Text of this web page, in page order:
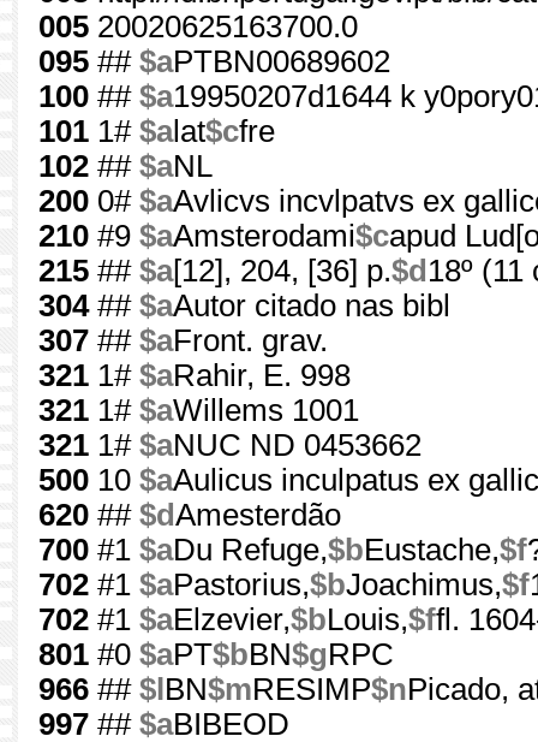
005 20020625163700.0
095 ## $aPTBN00689602
100 ## $a19950207d1644 k
101 1# $alat$cfre
102 ## $aNL
200 0# $aAvlicvs incvlpatvs ex
210 #9 $aAmsterodami$capud
215 ## $a[12], 204, [36] p.$d 18º (11
304## $aAutor citado nas bibl
307 ## $aFront. grav.
321 1# $aRahir, E. 998
321 1# $aWillems 1001
321 1# $aNUC ND 0453662
500 10 $aAulicus inculpatus ex
620 ## $dAmesterdão
700 #1 $aDu Refuge,$bEustache,$f
702 #1 $aPastorius,$bJoachimus,$f
702 #1 $aElzevier,$bLouis,$ffl.
801 #0 $aPT$bBN$gRPC
966 ## $l BN$mRESIMP$nPicado,
997 ## $aBIBEOD